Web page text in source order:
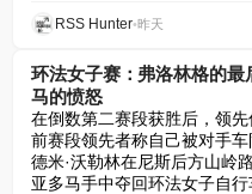
RSS Hunter•昨天
环法女子赛：弗洛林格的
马的愤怒
在倒数第二赛段获胜后，领
前赛段领先者称自己被对手
德米·沃勒林在尼斯后方山岭
亚多马手中夺回环法女子自